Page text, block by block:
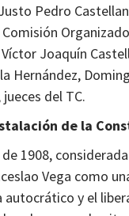
Pedro
Joaquín
Hernández,
del TC.
de la
1908,
Vega como
autocrático y el